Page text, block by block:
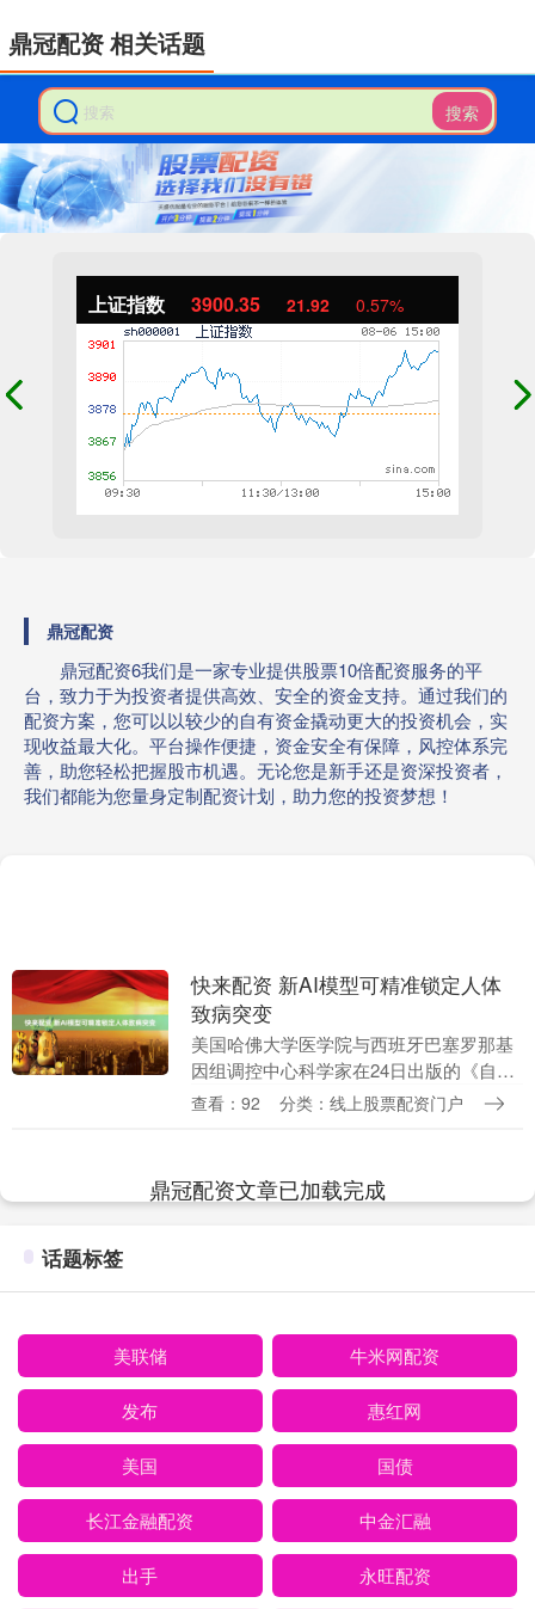
搜索
上证指数 3900.35 21.92 0.57%
鼎冠配资
鼎冠配资6我们是一家专业提供股票10倍配资服务的平
台，致力于为投资者提供高效、安全的资金支持。通过我们的
配资方案，您可以以较少的自有资金撬动更大的投资机会，实
现收益最大化。平台操作便捷，资金安全有保障，风控体系完
善，助您轻松把握股市机遇。无论您是新手还是资深投资者，
我们都能为您量身定制配资计划，助力您的投资梦想！
鼎冠配资 相关话题
快来配资 新AI模型可精准锁定人体
致病突变
美国哈佛大学医学院与西班牙巴塞罗那基
因组调控中心科学家在24日出版的《自然·
遗传学》杂志上发表研究成果称，他们开
查看：92 分类：线上股票配资门户
鼎冠配资文章已加载完成
话题标签
美联储 牛米网配资
发布 惠红网
美国 国债
长江金融配资 中金汇融
出手 永旺配资